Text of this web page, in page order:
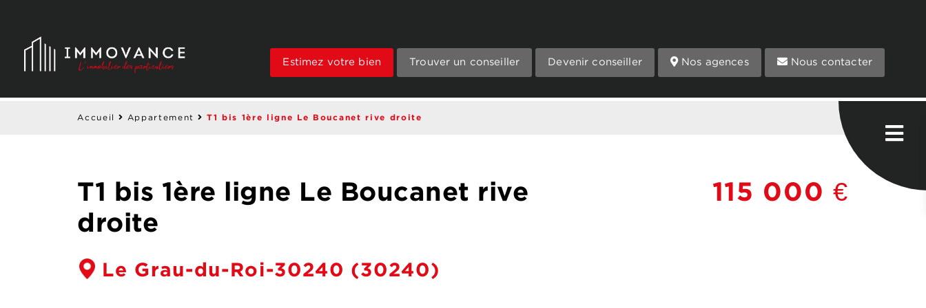
Estimez votre bien Trouver un conseiller Devenir conseiller Nos agences Nous contacter
Accueil Appartement T1 bis 1ère ligne Le Boucanet rive droite
T1 bis 1ère ligne Le Boucanet rive
droite
Le Grau-du-Roi-30240 (30240)
115 000 €